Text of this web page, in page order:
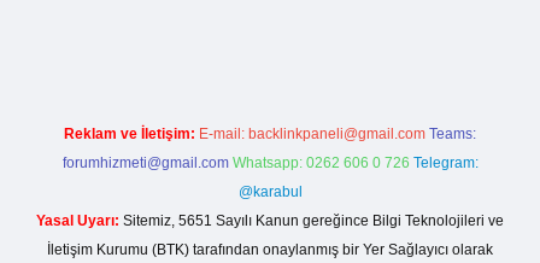
Reklam ve İletişim: E-mail: backlinkpaneli@gmail.com Teams:
forumhizmeti@gmail.com Whatsapp: 0262 606 0 726 Telegram:
@karabul
Yasal Uyarı: Sitemiz, 5651 Sayılı Kanun gereğince Bilgi Teknolojileri ve
İletişim Kurumu (BTK) tarafından onaylanmış bir Yer Sağlayıcı olarak